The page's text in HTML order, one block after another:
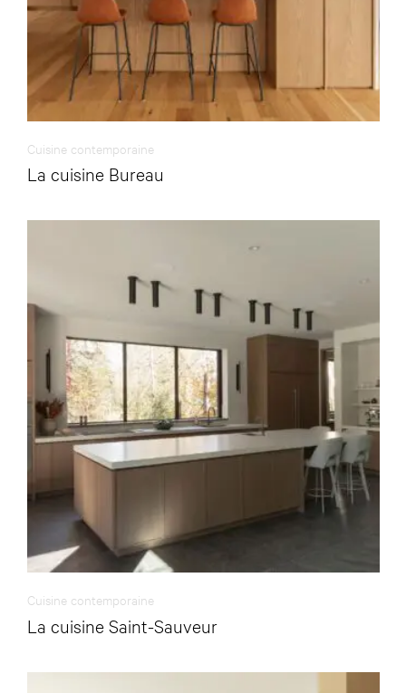
Cuisine contemporaine
La cuisine Bureau
Cuisine contemporaine
La cuisine Saint-Sauveur